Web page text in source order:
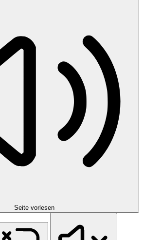
Seite vorlesen